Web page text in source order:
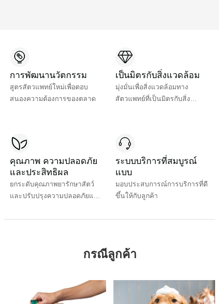
การพัฒนานวัตกรรม
สูตรสัตวแพทย์ใหม่เพื่อตอบ
สนองความต้องการของตลาด
เป็นมิตรกับสิ่งแวดล้อม
มุ่งมั่นเพื่อสิ่งแวดล้อมทาง
สัตวแพทย์ที่เป็นมิตรกับสิ่ง
คุณภาพ ความปลอดภัย
และประสิทธิผล
ยกระดับคุณภาพยารักษาสัตว์
และปรับปรุงความปลอดภัยและ
ระบบบริการที่สมบูรณ์
แบบ
มอบประสบการณ์การบริการที่ดี
ขึ้นให้กับลูกค้า
กรณีลูกค้า